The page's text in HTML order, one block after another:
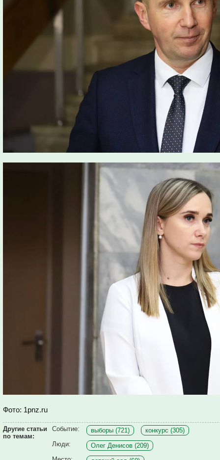
Фото: 1pnz.ru
Другие статьи
по темам:
Событие: выборы (721)
конкурс (305)
Люди:
Олег Денисов (209)